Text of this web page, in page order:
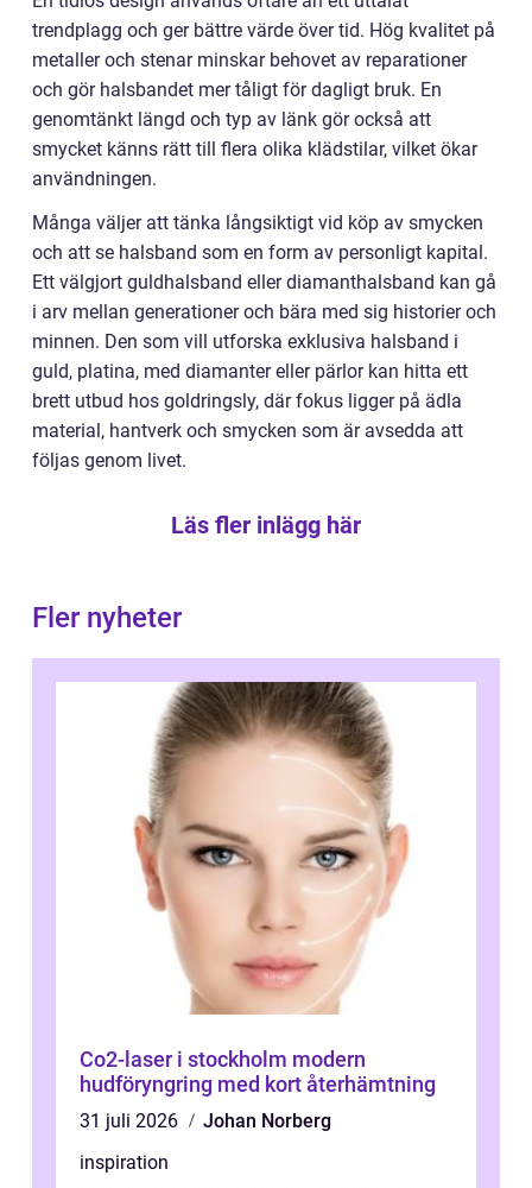
trendplagg och ger bättre värde över tid. Hög kvalitet på
metaller och stenar minskar behovet av reparationer
och gör halsbandet mer tåligt för dagligt bruk. En
genomtänkt längd och typ av länk gör också att
smycket känns rätt till flera olika klädstilar, vilket ökar
användningen.
Många väljer att tänka långsiktigt vid köp av smycken
och att se halsband som en form av personligt kapital.
Ett välgjort guldhalsband eller diamanthalsband kan gå
i arv mellan generationer och bära med sig historier och
minnen. Den som vill utforska exklusiva halsband i
guld, platina, med diamanter eller pärlor kan hitta ett
brett utbud hos goldringsly, där fokus ligger på ädla
material, hantverk och smycken som är avsedda att
följas genom livet.
Läs fler inlägg här
Fler nyheter
Co2-laser i stockholm modern
hudföryngring med kort återhämtning
31 juli 2026
Johan Norberg
inspiration